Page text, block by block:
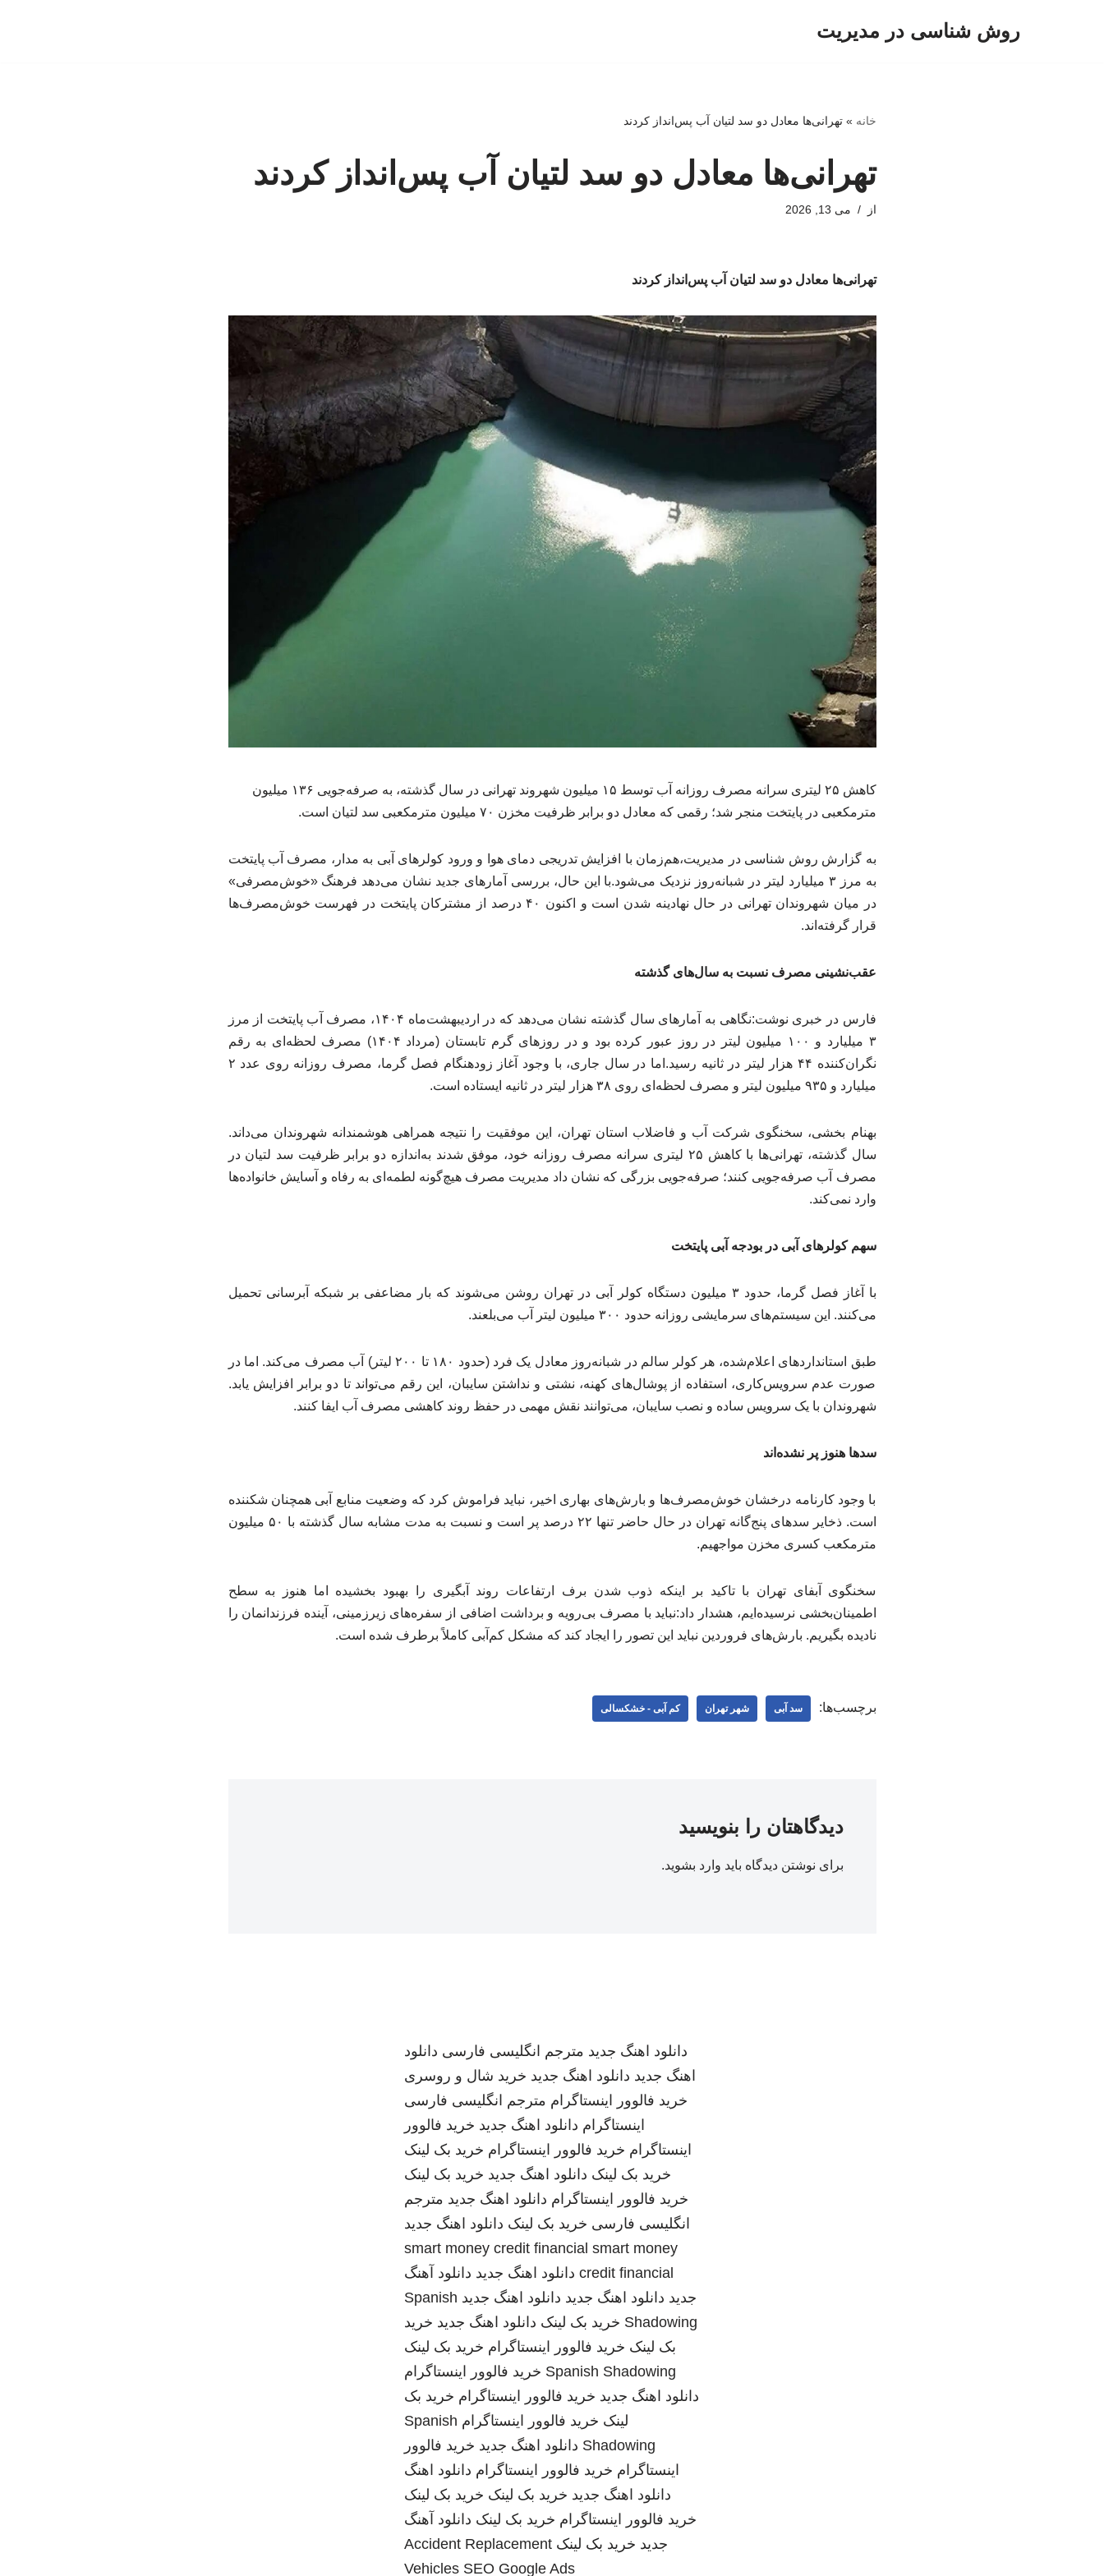
روش شناسی در مدیریت
خانه »تهرانی‌ها معادل دو سد لتیان آب پس‌انداز کردند
تهرانی‌ها معادل دو سد لتیان آب پس‌انداز کردند
از می 13, 2026
تهرانی‌ها معادل دو سد لتیان آب پس‌انداز کردند
کاهش ۲۵ لیتری سرانه مصرف روزانه آب توسط ۱۵ میلیون شهروند تهرانی در سال گذشته، به صرفه‌جویی ۱۳۶ میلیون
مترمکعبی در پایتخت منجر شد؛ رقمی که معادل دو برابر ظرفیت مخزن ۷۰ میلیون مترمکعبی سد لتیان است.
به گزارش روش شناسی در مدیریت،هم‌زمان با افزایش تدریجی دمای هوا و ورود کولرهای آبی به مدار، مصرف آب پایتخت
به مرز ۳ میلیارد لیتر در شبانه‌روز نزدیک می‌شود.با این حال، بررسی آمارهای جدید نشان می‌دهد فرهنگ «خوش‌مصرفی»
در میان شهروندان تهرانی در حال نهادینه شدن است و اکنون ۴۰ درصد از مشترکان پایتخت در فهرست خوش‌مصرف‌ها
قرار گرفته‌اند.
عقب‌نشینی مصرف نسبت به سال‌های گذشته
فارس در خبری نوشت:نگاهی به آمارهای سال گذشته نشان می‌دهد که در اردیبهشت‌ماه ۱۴۰۴، مصرف آب پایتخت از مرز
۳ میلیارد و ۱۰۰ میلیون لیتر در روز عبور کرده بود و در روزهای گرم تابستان (مرداد ۱۴۰۴) مصرف لحظه‌ای به رقم
نگران‌کننده ۴۴ هزار لیتر در ثانیه رسید.اما در سال جاری، با وجود آغاز زودهنگام فصل گرما، مصرف روزانه روی عدد ۲
میلیارد و ۹۳۵ میلیون لیتر و مصرف لحظه‌ای روی ۳۸ هزار لیتر در ثانیه ایستاده است.
بهنام بخشی، سخنگوی شرکت آب و فاضلاب استان تهران، این موفقیت را نتیجه همراهی هوشمندانه شهروندان می‌داند.
سال گذشته، تهرانی‌ها با کاهش ۲۵ لیتری سرانه مصرف روزانه خود، موفق شدند به‌اندازه دو برابر ظرفیت سد لتیان در
مصرف آب صرفه‌جویی کنند؛ صرفه‌جویی بزرگی که نشان داد مدیریت مصرف هیچ‌گونه لطمه‌ای به رفاه و آسایش خانواده‌ها
وارد نمی‌کند.
سهم کولرهای آبی در بودجه آبی پایتخت
با آغاز فصل گرما، حدود ۳ میلیون دستگاه کولر آبی در تهران روشن می‌شوند که بار مضاعفی بر شبکه آبرسانی تحمیل
می‌کنند. این سیستم‌های سرمایشی روزانه حدود ۳۰۰ میلیون لیتر آب می‌بلعند.
طبق استانداردهای اعلام‌شده، هر کولر سالم در شبانه‌روز معادل یک فرد (حدود ۱۸۰ تا ۲۰۰ لیتر) آب مصرف می‌کند. اما در
صورت عدم سرویس‌کاری، استفاده از پوشال‌های کهنه، نشتی و نداشتن سایبان، این رقم می‌تواند تا دو برابر افزایش یابد.
شهروندان با یک سرویس ساده و نصب سایبان، می‌توانند نقش مهمی در حفظ روند کاهشی مصرف آب ایفا کنند.
سدها هنوز پر نشده‌اند
با وجود کارنامه درخشان خوش‌مصرف‌ها و بارش‌های بهاری اخیر، نباید فراموش کرد که وضعیت منابع آبی همچنان شکننده
است. ذخایر سدهای پنج‌گانه تهران در حال حاضر تنها ۲۲ درصد پر است و نسبت به مدت مشابه سال گذشته با ۵۰ میلیون
مترمکعب کسری مخزن مواجهیم.
سخنگوی آبفای تهران با تاکید بر اینکه ذوب شدن برف ارتفاعات روند آبگیری را بهبود بخشیده اما هنوز به سطح
اطمینان‌بخشی نرسیده‌ایم، هشدار داد:نباید با مصرف بی‌رویه و برداشت اضافی از سفره‌های زیرزمینی، آینده فرزندانمان را
نادیده بگیریم. بارش‌های فروردین‌ نباید این تصور را ایجاد کند که مشکل کم‌آبی کاملاً برطرف شده است.
برچسب‌ها: سد آبی شهر تهران کم آبی - خشکسالی
دیدگاهتان را بنویسید
برای نوشتن دیدگاه باید وارد بشوید.
دانلود اهنگ جدید مترجم انگلیسی فارسی دانلود
اهنگ جدید دانلود اهنگ جدید خرید شال و روسری
خرید فالوور اینستاگرام مترجم انگلیسی فارسی
اینستاگرام دانلود اهنگ جدید خرید فالوور
اینستاگرام خرید فالوور اینستاگرام خرید بک لینک
خرید بک لینک دانلود اهنگ جدید خرید بک لینک
خرید فالوور اینستاگرام دانلود اهنگ جدید مترجم
انگلیسی فارسی خرید بک لینک دانلود اهنگ جدید
smart money credit financial smart money
credit financial دانلود اهنگ جدید دانلود آهنگ
جدید دانلود اهنگ جدید دانلود اهنگ جدید Spanish
Shadowing خرید بک لینک دانلود اهنگ جدید خرید
بک لینک خرید فالوور اینستاگرام خرید بک لینک
Spanish Shadowing خرید فالوور اینستاگرام
دانلود اهنگ جدید خرید فالوور اینستاگرام خرید بک
لینک خرید فالوور اینستاگرام Spanish
Shadowing دانلود اهنگ جدید خرید فالوور
اینستاگرام خرید فالوور اینستاگرام دانلود اهنگ
دانلود اهنگ جدید خرید بک لینک خرید بک لینک
خرید فالوور اینستاگرام خرید بک لینک دانلود آهنگ
جدید خرید بک لینک Accident Replacement
Vehicles SEO Google Ads